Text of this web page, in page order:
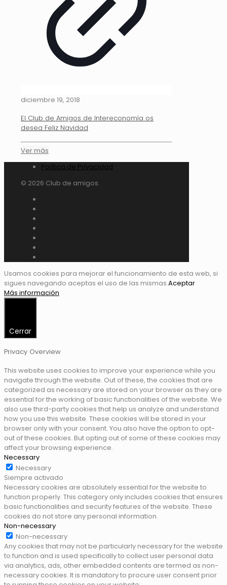
diciembre 19, 2018
El Club de Amigos de Intereconomía os
desea Feliz Navidad
Ver más
Política de Privacidad
© 2026 Club de amigos.
Usamos cookies para mejorar el funcionamiento de esta web, si
sigues navegando aceptas el uso de las mismas.Aceptar
Más información
Cerrar
Privacy Overview
This website uses cookies to improve your experience while you
navigate through the website. Out of these, the cookies that are
categorized as necessary are stored on your browser as they are
essential for the working of basic functionalities of the website. We
also use third-party cookies that help us analyze and understand
how you use this website. These cookies will be stored in your
browser only with your consent. You also have the option to opt-
out of these cookies. But opting out of some of these cookies may
affect your browsing experience.
Necessary
Necessary
Siempre activado
Necessary cookies are absolutely essential for the website to
function properly. This category only includes cookies that ensures
basic functionalities and security features of the website. These
cookies do not store any personal information.
Non-necessary
Non-necessary
Any cookies that may not be particularly necessary for the website
to function and is used specifically to collect user personal data
via analytics, ads, other embedded contents are termed as non-
necessary cookies. It is mandatory to procure user consent prior